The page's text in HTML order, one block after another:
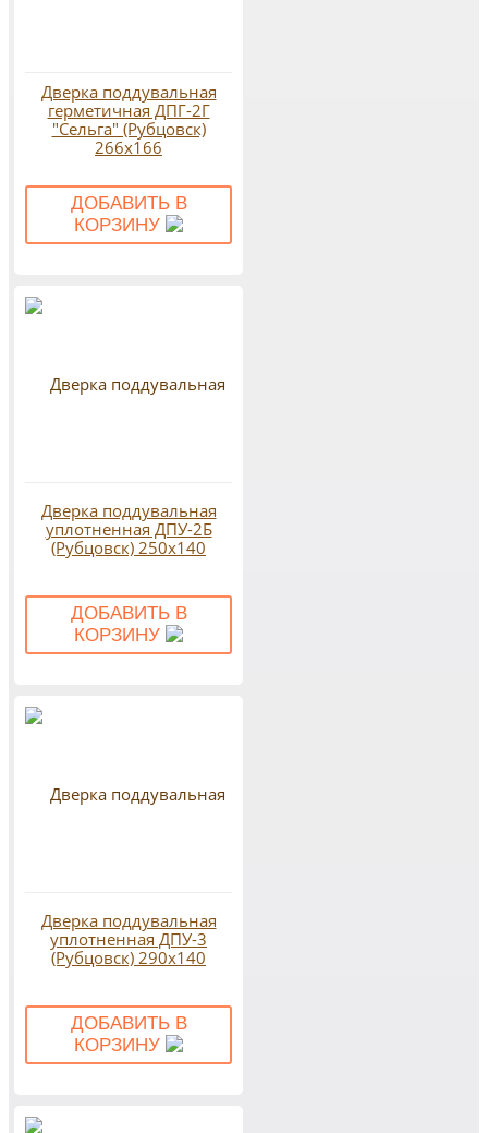
Дверка поддувальная
герметичная ДПГ-2Г
"Сельга" (Рубцовск)
266х166
ДОБАВИТЬ В
КОРЗИНУ
Дверка поддувальная
уплотненная ДПУ-2Б
(Рубцовск) 250х140
ДОБАВИТЬ В
КОРЗИНУ
Дверка поддувальная
уплотненная ДПУ-3
(Рубцовск) 290х140
ДОБАВИТЬ В
КОРЗИНУ